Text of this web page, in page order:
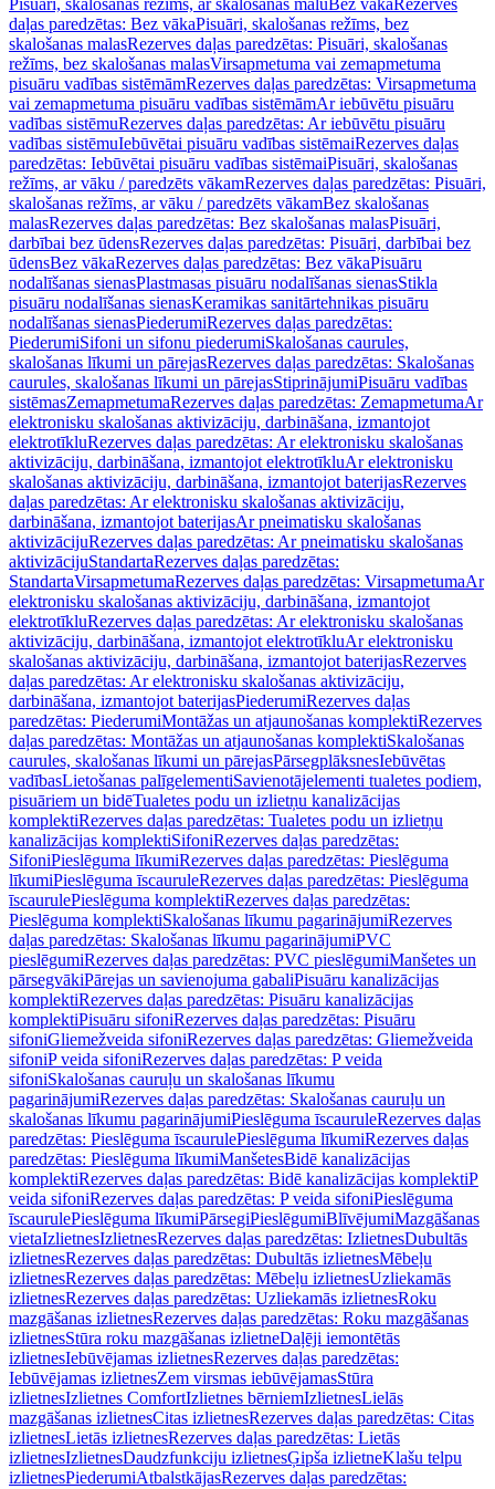
Pisuāri, skalošanas režīms, ar skalošanas maluBez vākaRezerves
daļas paredzētas: Bez vākaPisuāri, skalošanas režīms, bez
skalošanas malasRezerves daļas paredzētas: Pisuāri, skalošanas
režīms, bez skalošanas malasVirsapmetuma vai zemapmetuma
pisuāru vadības sistēmāmRezerves daļas paredzētas: Virsapmetuma
vai zemapmetuma pisuāru vadības sistēmāmAr iebūvētu pisuāru
vadības sistēmuRezerves daļas paredzētas: Ar iebūvētu pisuāru
vadības sistēmuIebūvētai pisuāru vadības sistēmaiRezerves daļas
paredzētas: Iebūvētai pisuāru vadības sistēmaiPisuāri, skalošanas
režīms, ar vāku / paredzēts vākamRezerves daļas paredzētas: Pisuāri,
skalošanas režīms, ar vāku / paredzēts vākamBez skalošanas
malasRezerves daļas paredzētas: Bez skalošanas malasPisuāri,
darbībai bez ūdensRezerves daļas paredzētas: Pisuāri, darbībai bez
ūdensBez vākaRezerves daļas paredzētas: Bez vākaPisuāru
nodalīšanas sienasPlastmasas pisuāru nodalīšanas sienasStikla
pisuāru nodalīšanas sienasKeramikas sanitārtehnikas pisuāru
nodalīšanas sienasPiederumiRezerves daļas paredzētas:
PiederumiSifoni un sifonu piederumiSkalošanas caurules,
skalošanas līkumi un pārejasRezerves daļas paredzētas: Skalošanas
caurules, skalošanas līkumi un pārejasStiprinājumiPisuāru vadības
sistēmasZemapmetumaRezerves daļas paredzētas: ZemapmetumaAr
elektronisku skalošanas aktivizāciju, darbināšana, izmantojot
elektrotīkluRezerves daļas paredzētas: Ar elektronisku skalošanas
aktivizāciju, darbināšana, izmantojot elektrotīkluAr elektronisku
skalošanas aktivizāciju, darbināšana, izmantojot baterijasRezerves
daļas paredzētas: Ar elektronisku skalošanas aktivizāciju,
darbināšana, izmantojot baterijasAr pneimatisku skalošanas
aktivizācijuRezerves daļas paredzētas: Ar pneimatisku skalošanas
aktivizācijuStandartaRezerves daļas paredzētas:
StandartaVirsapmetumaRezerves daļas paredzētas: VirsapmetumaAr
elektronisku skalošanas aktivizāciju, darbināšana, izmantojot
elektrotīkluRezerves daļas paredzētas: Ar elektronisku skalošanas
aktivizāciju, darbināšana, izmantojot elektrotīkluAr elektronisku
skalošanas aktivizāciju, darbināšana, izmantojot baterijasRezerves
daļas paredzētas: Ar elektronisku skalošanas aktivizāciju,
darbināšana, izmantojot baterijasPiederumiRezerves daļas
paredzētas: PiederumiMontāžas un atjaunošanas komplektiRezerves
daļas paredzētas: Montāžas un atjaunošanas komplektiSkalošanas
caurules, skalošanas līkumi un pārejasPārsegplāksnesIebūvētas
vadībasLietošanas palīgelementiSavienotājelementi tualetes podiem,
pisuāriem un bidēTualetes podu un izlietņu kanalizācijas
komplektiRezerves daļas paredzētas: Tualetes podu un izlietņu
kanalizācijas komplektiSifoniRezerves daļas paredzētas:
SifoniPieslēguma līkumiRezerves daļas paredzētas: Pieslēguma
līkumiPieslēguma īscauruleRezerves daļas paredzētas: Pieslēguma
īscaurulePieslēguma komplektiRezerves daļas paredzētas:
Pieslēguma komplektiSkalošanas līkumu pagarinājumiRezerves
daļas paredzētas: Skalošanas līkumu pagarinājumiPVC
pieslēgumiRezerves daļas paredzētas: PVC pieslēgumiManšetes un
pārsegvākiPārejas un savienojuma gabaliPisuāru kanalizācijas
komplektiRezerves daļas paredzētas: Pisuāru kanalizācijas
komplektiPisuāru sifoniRezerves daļas paredzētas: Pisuāru
sifoniGliemežveida sifoniRezerves daļas paredzētas: Gliemežveida
sifoniP veida sifoniRezerves daļas paredzētas: P veida
sifoniSkalošanas cauruļu un skalošanas līkumu
pagarinājumiRezerves daļas paredzētas: Skalošanas cauruļu un
skalošanas līkumu pagarinājumiPieslēguma īscauruleRezerves daļas
paredzētas: Pieslēguma īscaurulePieslēguma līkumiRezerves daļas
paredzētas: Pieslēguma līkumiManšetesBidē kanalizācijas
komplektiRezerves daļas paredzētas: Bidē kanalizācijas komplektiP
veida sifoniRezerves daļas paredzētas: P veida sifoniPieslēguma
īscaurulePieslēguma līkumiPārsegiPieslēgumiBlīvējumiMazgāšanas
vietaIzlietnesIzlietnesRezerves daļas paredzētas: IzlietnesDubultās
izlietnesRezerves daļas paredzētas: Dubultās izlietnesMēbeļu
izlietnesRezerves daļas paredzētas: Mēbeļu izlietnesUzliekamās
izlietnesRezerves daļas paredzētas: Uzliekamās izlietnesRoku
mazgāšanas izlietnesRezerves daļas paredzētas: Roku mazgāšanas
izlietnesStūra roku mazgāšanas izlietneDaļēji iemontētās
izlietnesIebūvējamas izlietnesRezerves daļas paredzētas:
Iebūvējamas izlietnesZem virsmas iebūvējamasStūra
izlietnesIzlietnes ComfortIzlietnes bērniemIzlietnesLielās
mazgāšanas izlietnesCitas izlietnesRezerves daļas paredzētas: Citas
izlietnesLietās izlietnesRezerves daļas paredzētas: Lietās
izlietnesIzlietnesDaudzfunkciju izlietnesĢipša izlietneKlašu telpu
izlietnesPiederumiAtbalstkājasRezerves daļas paredzētas: